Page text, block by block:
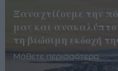
Ξαναχτίζουμε την
μας και
τη βιώσιμη εκδοχή
Μάθετε περισσότερα